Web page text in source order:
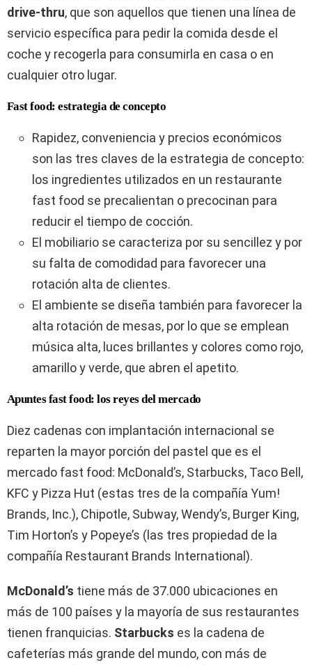
drive-thru, que son aquellos que tienen una línea de
servicio específica para pedir la comida desde el
coche y recogerla para consumirla en casa o en
cualquier otro lugar.
Fast food: estrategia de concepto
Rapidez, conveniencia y precios económicos
son las tres claves de la estrategia de concepto:
los ingredientes utilizados en un restaurante
fast food se precalientan o precocinan para
reducir el tiempo de cocción.
El mobiliario se caracteriza por su sencillez y por
su falta de comodidad para favorecer una
rotación alta de clientes.
El ambiente se diseña también para favorecer la
alta rotación de mesas, por lo que se emplean
música alta, luces brillantes y colores como rojo,
amarillo y verde, que abren el apetito.
Apuntes fast food: los reyes del mercado
Diez cadenas con implantación internacional se
reparten la mayor porción del pastel que es el
mercado fast food: McDonald’s, Starbucks, Taco Bell,
KFC y Pizza Hut (estas tres de la compañía Yum!
Brands, Inc.), Chipotle, Subway, Wendy’s, Burger King,
Tim Horton’s y Popeye’s (las tres propiedad de la
compañía Restaurant Brands International).
McDonald’s tiene más de 37.000 ubicaciones en
más de 100 países y la mayoría de sus restaurantes
tienen franquicias. Starbucks es la cadena de
cafeterías más grande del mundo, con más de